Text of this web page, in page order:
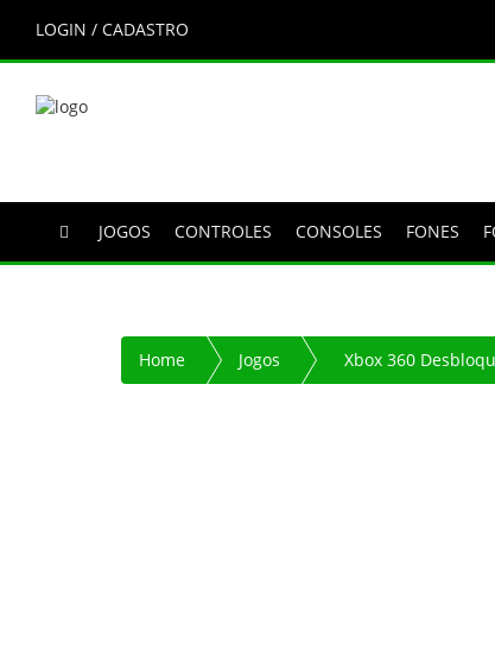
LOGIN / CADASTRO
JOGOS CONTROLES CONSOLES FONES
Home Jogos Xbox 360